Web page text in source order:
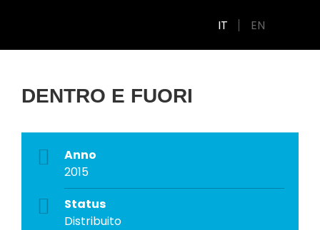
IT EN
DENTRO E FUORI
Anno
2015
Status
Distribuito